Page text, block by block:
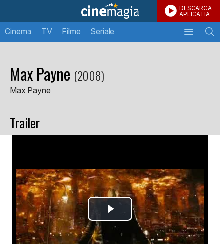
DESCARCA
APLICATIA
Cinema TV Filme Seriale
Max Payne (2008)
Max Payne
Trailer